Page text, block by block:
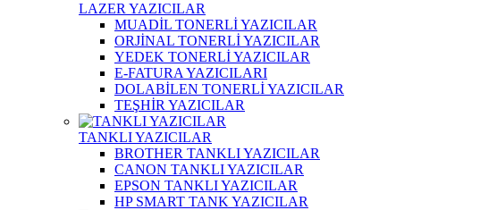
LAZER YAZICILAR
MUADİL TONERLİ YAZICILAR
ORJİNAL TONERLİ YAZICILAR
YEDEK TONERLİ YAZICILAR
E-FATURA YAZICILARI
DOLABİLEN TONERLİ YAZICILAR
TEŞHİR YAZICILAR
TANKLI YAZICILAR
BROTHER TANKLI YAZICILAR
CANON TANKLI YAZICILAR
EPSON TANKLI YAZICILAR
HP SMART TANK YAZICILAR